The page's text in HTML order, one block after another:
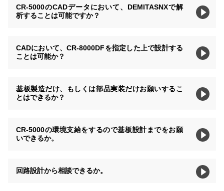
CR-5000のCADデータにおいて、DEMITASNXで解
析することは可能ですか？
CADにおいて、CR-8000DFを指定した上で設計する
ことは可能か？
基板製造だけ、もしくは部品実装だけお願いするこ
とはできるか？
CR-5000の環境支給をするので基板設計までをお願
いできるか。
回路設計から相談できるか。